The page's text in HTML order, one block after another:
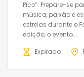
Pico”. Prepare-se
música, paixão e
estrelas durante o
edição, o evento...
Expirado